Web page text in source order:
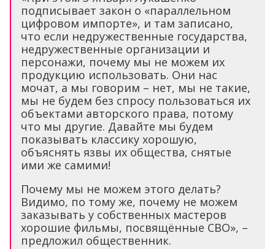
подписывает закон о «параллельном
цифровом импорте», и там записано,
что если недружественные государства,
недружественные организации и
персонажи, почему мы не можем их
продукцию использовать. Они нас
мочат, а мы говорим – нет, мы не такие,
мы не будем без спросу пользоваться их
объектами авторского права, потому
что мы другие. Давайте мы будем
показывать классику хорошую,
объяснять язвы их общества, снятые
ими же самими!
Почему мы не можем этого делать?
Видимо, по тому же, почему не можем
заказывать у собственных мастеров
хорошие фильмы, посвящённые СВО», –
предложил общественник.